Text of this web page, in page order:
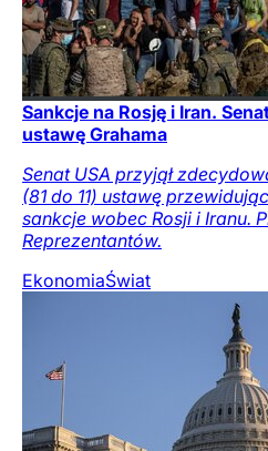
Sankcje na Rosję i Iran.
ustawę Grahama
Senat USA przyjął
(81 do 11) ustawę
sankcje wobec Rosji i Iranu.
Reprezentantów.
EkonomiaŚwiat